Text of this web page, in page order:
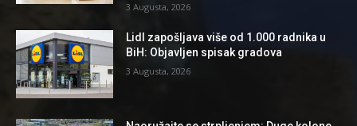
3 Augusta, 2026
Lidl zapošljava više od 1.000 radnika u
BiH: Objavljen spisak gradova
3 Augusta, 2026